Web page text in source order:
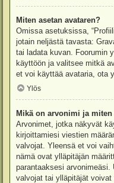
Miten asetan avataren?
Omissa asetuksissa,
jotain neljästä tavasta:
tai ladata kuvan. Foorumin
käyttöön ja valitsee mitkä
et voi käyttää avataria, ota
Ylös
Mikä on arvonimi ja
Arvonimet, jotka näkyvät
kirjoittamiesi viestien
valvojat. Yleensä et voi
nämä ovat ylläpitäjän
parantaaksesi
valvojat tai ylläpitäjät